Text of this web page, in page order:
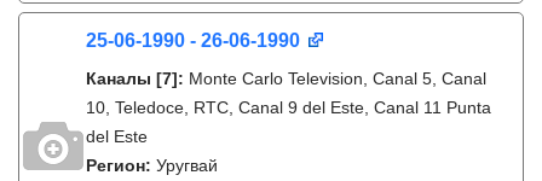
25-06-1990 - 26-06-1990
Каналы [7]: Monte Carlo Television, Canal 5, Canal
10, Teledoce, RTC, Canal 9 del Este, Canal 11 Punta
del Este
Регион: Уругвай